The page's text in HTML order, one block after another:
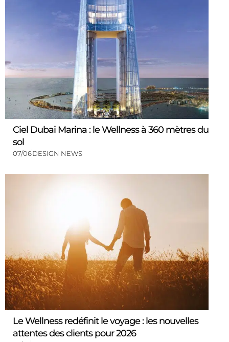
Ciel Dubai Marina : le Wellness à 360 mètres du
sol
07/06DESIGN NEWS
Le Wellness redéfinit le voyage : les nouvelles
attentes des clients pour 2026